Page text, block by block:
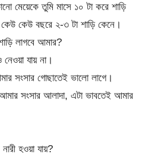
মেয়েকে তুমি মাসে ১০ টা করে শাড়ি
কেউ বছরে ২-৩ টা শাড়ি কেনে।
লাগবে আমার?
যায় না।
সংসার গোছাতেই ভালো লাগে।
সংসার আলাদা, এটা ভাবতেই আমার
হওয়া যায়?